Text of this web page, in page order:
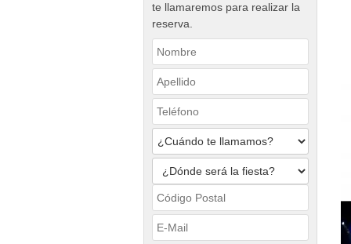
te llamaremos para realizar la
reserva.